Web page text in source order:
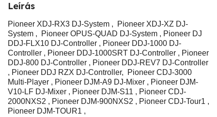
Leírás
Pioneer XDJ-RX3 DJ-System , Pioneer XDJ-XZ DJ-
System , Pioneer OPUS-QUAD DJ-System , Pioneer DJ
DDJ-FLX10 DJ-Controller , Pioneer DDJ-1000 DJ-
Controller , Pioneer DDJ-1000SRT DJ-Controller , Pioneer
DDJ-800 DJ-Controller , Pioneer DDJ-REV7 DJ-Controller
, Pioneer DDJ RZX DJ-Controller, Pioneer CDJ-3000
Multi-Player , Pioneer DJM-A9 DJ-Mixer , Pioneer DJM-
V10-LF DJ-Mixer , Pioneer DJM-S11 , Pioneer CDJ-
2000NXS2 , Pioneer DJM-900NXS2 , Pioneer CDJ-Tour1 ,
Pioneer DJM-TOUR1 ,